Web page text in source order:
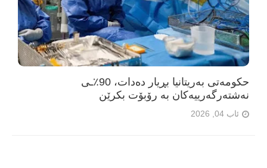
حکومەتی بەریتانیا بڕیار دەدات، 90٪ـی
نەشتەرگەرییەکان بە رۆبۆت بکرێن
ئاب 04, 2026